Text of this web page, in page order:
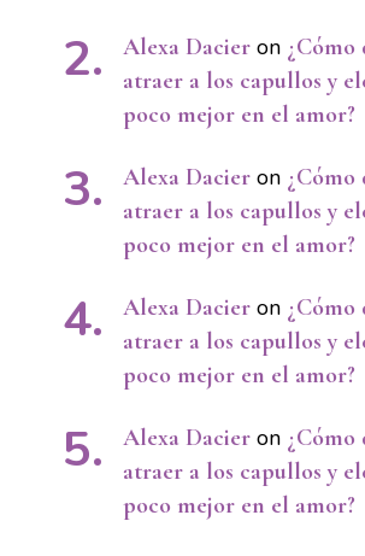
Alexa Dacieron ¿Cómo
atraer a los capullos y
poco mejor en el amor?
Alexa Dacieron ¿Cómo
atraer a los capullos y
poco mejor en el amor?
Alexa Dacieron ¿Cómo
atraer a los capullos y
poco mejor en el amor?
Alexa Dacieron ¿Cómo
atraer a los capullos y
poco mejor en el amor?